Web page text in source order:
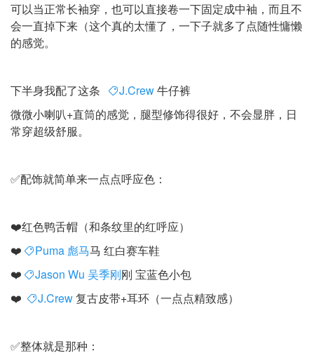
可以当正常长袖穿，也可以直接卷一下固定成中袖，而且不
会一直掉下来（这个真的太懂了，一下子就多了点随性慵懒
的感觉。
下半身我配了这条 J.Crew牛仔裤
微微小喇叭+直筒的感觉，腿型修饰得很好，不会显胖，日
常穿超级舒服。
✅配饰就简单来一点点呼应色：
❤️红色鸭舌帽（和条纹里的红呼应）
❤️
Puma 彪马马 红白赛车鞋
❤️
Jason Wu 吴季刚刚 宝蓝色小包
❤️
J.Crew复古皮带+耳环（一点点精致感）
✅整体就是那种：